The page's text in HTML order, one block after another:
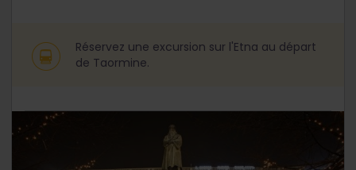
Réservez une excursion sur l'Etna au départ
de Taormine.